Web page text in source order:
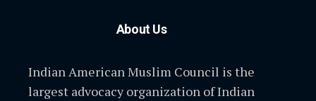
About Us
Indian American Muslim Council is the
largest advocacy organization of Indian